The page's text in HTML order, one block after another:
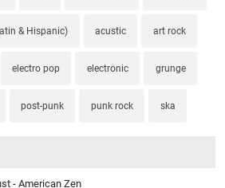
& Hispanic) acustic art rock
electro pop electronic grunge
post-punk punk rock ska
- American Zen